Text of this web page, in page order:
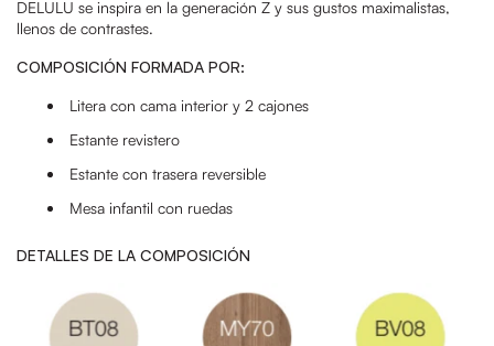
DELULU se inspira en la generación Z y sus gustos maximalistas,
llenos de contrastes.
COMPOSICIÓN FORMADA POR:
Litera con cama interior y 2 cajones
Estante revistero
Estante con trasera reversible
Mesa infantil con ruedas
DETALLES DE LA COMPOSICIÓN